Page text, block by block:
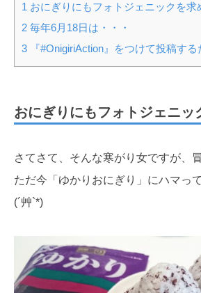
1 おにぎりにもフォトジェニックを求
2 毎年6月18日は・・・
3 『#OnigiriAction』をつけて投稿する
おにぎりにもフォトジェニッ
さてさて、そんな寒がり女ですが、
ただ今「ゆかりおにぎり」にハマっ
(´艸`*)